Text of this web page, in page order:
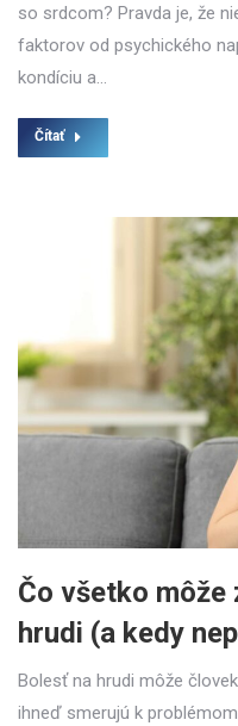
so srdcom? Pravda je, že
faktorov od psychického
kondíciu a…
Čítať
Čo všetko môže
hrudi (a kedy
Bolesť na hrudi môže
ihneď smerujú k